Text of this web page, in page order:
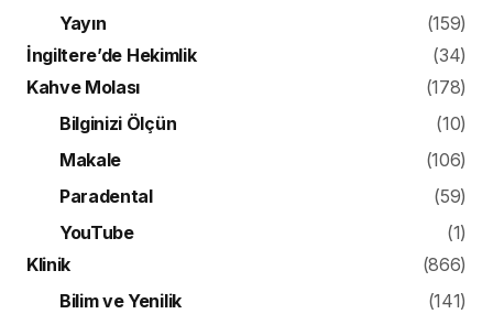
Yayın
(159)
İngiltere’de Hekimlik
(34)
Kahve Molası
(178)
Bilginizi Ölçün
(10)
Makale
(106)
Paradental
(59)
YouTube
(1)
Klinik
(866)
Bilim ve Yenilik
(141)